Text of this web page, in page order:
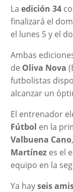
La edición 34
finalizará el
el lunes 5 y el
Ambas
de Oliva Nova
futbolistas
alcanzar un
El entrenador
Fútbol en la
Valbuena Cano
Martínez es el
equipo en la
Ya hayseis